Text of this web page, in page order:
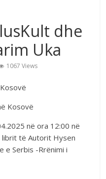
dhe
Uka
1067 Views
Kosovë
në ora 12:00 në
librit të Autorit Hysen
e Serbis -Rrënimi i